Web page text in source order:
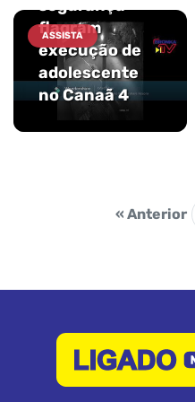
ASSISTA
segurança
flagram
execução de
adolescente
no Canaã 4
« Anterior